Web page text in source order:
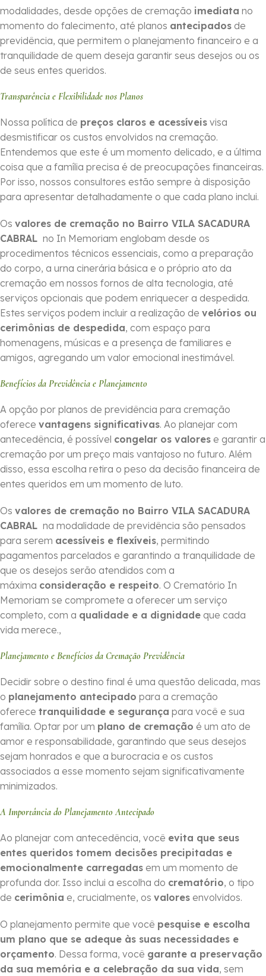
modalidades, desde opções de cremação imediata no
momento do falecimento, até planos antecipados de
previdência, que permitem o planejamento financeiro e a
tranquilidade de quem deseja garantir seus desejos ou os
de seus entes queridos.
Transparência e Flexibilidade nos Planos
Nossa política de preços claros e acessíveis visa
desmistificar os custos envolvidos na cremação.
Entendemos que este é um momento delicado, e a última
coisa que a família precisa é de preocupações financeiras.
Por isso, nossos consultores estão sempre à disposição
para apresentar detalhadamente o que cada plano inclui.
Os valores de cremação no Bairro VILA SACADURA
CABRAL no In Memoriam englobam desde os
procedimentos técnicos essenciais, como a preparação
do corpo, a urna cinerária básica e o próprio ato da
cremação em nossos fornos de alta tecnologia, até
serviços opcionais que podem enriquecer a despedida.
Estes serviços podem incluir a realização de velórios ou
cerimônias de despedida, com espaço para
homenagens, músicas e a presença de familiares e
amigos, agregando um valor emocional inestimável.
Benefícios da Previdência e Planejamento
A opção por planos de previdência para cremação
oferece vantagens significativas. Ao planejar com
antecedência, é possível congelar os valores e garantir a
cremação por um preço mais vantajoso no futuro. Além
disso, essa escolha retira o peso da decisão financeira de
entes queridos em um momento de luto.
Os valores de cremação no Bairro VILA SACADURA
CABRAL na modalidade de previdência são pensados
para serem acessíveis e flexíveis, permitindo
pagamentos parcelados e garantindo a tranquilidade de
que os desejos serão atendidos com a
máxima consideração e respeito. O Crematório In
Memoriam se compromete a oferecer um serviço
completo, com a qualidade e a dignidade que cada
vida merece.,
Planejamento e Benefícios da Cremação Previdência
Decidir sobre o destino final é uma questão delicada, mas
o planejamento antecipado para a cremação
oferece tranquilidade e segurança para você e sua
família. Optar por um plano de cremação é um ato de
amor e responsabilidade, garantindo que seus desejos
sejam honrados e que a burocracia e os custos
associados a esse momento sejam significativamente
minimizados.
A Importância do Planejamento Antecipado
Ao planejar com antecedência, você evita que seus
entes queridos tomem decisões precipitadas e
emocionalmente carregadas em um momento de
profunda dor. Isso inclui a escolha do crematório, o tipo
de cerimônia e, crucialmente, os valores envolvidos.
O planejamento permite que você pesquise e escolha
um plano que se adeque às suas necessidades e
orçamento. Dessa forma, você garante a preservação
da sua memória e a celebração da sua vida, sem